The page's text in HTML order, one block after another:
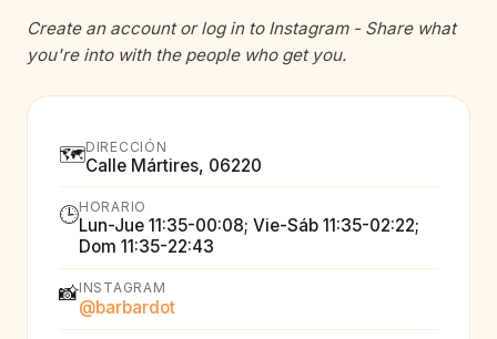
Create an account or log in to Instagram - Share what
you're into with the people who get you.
🗺️DIRECCIÓN
Calle Mártires, 06220
🕒HORARIO
Lun-Jue 11:35-00:08; Vie-Sáb 11:35-02:22;
Dom 11:35-22:43
📸INSTAGRAM
@barbardot